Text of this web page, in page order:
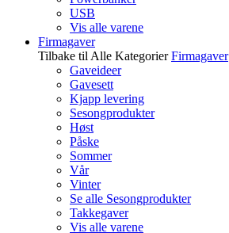
USB
Vis alle varene
Firmagaver
Tilbake til Alle Kategorier Firmagaver
Gaveideer
Gavesett
Kjapp levering
Sesongprodukter
Høst
Påske
Sommer
Vår
Vinter
Se alle Sesongprodukter
Takkegaver
Vis alle varene